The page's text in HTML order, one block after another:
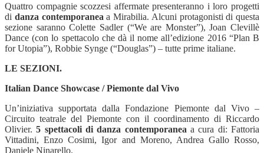
Quattro compagnie scozzesi affermate presenteranno i loro progetti
di danza contemporanea a Mirabilia. Alcuni protagonisti di questa
sezione saranno Colette Sadler (“We are Monster”), Joan Clevillè
Dance (con lo spettacolo che dà il nome all’edizione 2016 “Plan B
for Utopia”), Robbie Synge (“Douglas”) – tutte prime italiane.
LE SEZIONI.
Italian Dance Showcase / Piemonte dal Vivo
Un’iniziativa supportata dalla Fondazione Piemonte dal Vivo –
Circuito teatrale del Piemonte con il coordinamento di Riccardo
Olivier.5 spettacoli di danza contemporanea a cura di: Fattoria
Vittadini, Enzo Cosimi, Igor and Moreno, Andrea Gallo Rosso,
Daniele Ninarello.